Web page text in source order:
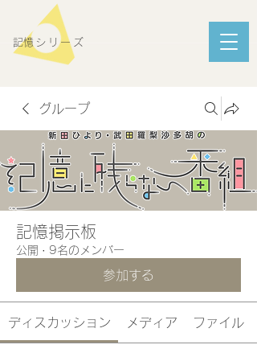
​記憶シリーズ
グループ
記憶掲示板
公開 · 9名のメンバー
参加する
ディスカッション メディア ファイル